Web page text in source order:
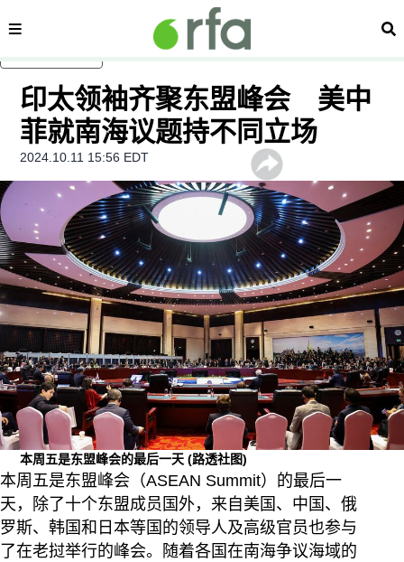
内容分类 搜
印太领袖齐聚东盟峰会 美中
菲就南海议题持不同立场
2024.10.11 15:56 EDT
本周五是东盟峰会的最后一天(路透社图)
本周五是东盟峰会（ASEAN Summit）的最后一
天，除了十个东盟成员国外，来自美国、中国、俄
罗斯、韩国和日本等国的领导人及高级官员也参与
了在老挝举行的峰会。随着各国在南海争议海域的